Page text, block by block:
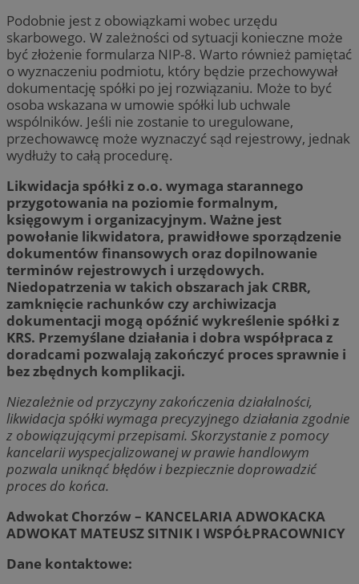
Podobnie jest z obowiązkami wobec urzędu
skarbowego. W zależności od sytuacji konieczne może
być złożenie formularza NIP-8. Warto również pamiętać
o wyznaczeniu podmiotu, który będzie przechowywał
dokumentację spółki po jej rozwiązaniu. Może to być
osoba wskazana w umowie spółki lub uchwale
wspólników. Jeśli nie zostanie to uregulowane,
przechowawcę może wyznaczyć sąd rejestrowy, jednak
wydłuży to całą procedurę.
Likwidacja spółki z o.o. wymaga starannego
przygotowania na poziomie formalnym,
księgowym i organizacyjnym. Ważne jest
powołanie likwidatora, prawidłowe sporządzenie
dokumentów finansowych oraz dopilnowanie
terminów rejestrowych i urzędowych.
Niedopatrzenia w takich obszarach jak CRBR,
zamknięcie rachunków czy archiwizacja
dokumentacji mogą opóźnić wykreślenie spółki z
KRS. Przemyślane działania i dobra współpraca z
doradcami pozwalają zakończyć proces sprawnie i
bez zbędnych komplikacji.
Niezależnie od przyczyny zakończenia działalności,
likwidacja spółki wymaga precyzyjnego działania zgodnie
z obowiązującymi przepisami. Skorzystanie z pomocy
kancelarii wyspecjalizowanej w prawie handlowym
pozwala uniknąć błędów i bezpiecznie doprowadzić
proces do końca.
Adwokat Chorzów – KANCELARIA ADWOKACKA
ADWOKAT MATEUSZ SITNIK I WSPÓŁPRACOWNICY
Dane kontaktowe: